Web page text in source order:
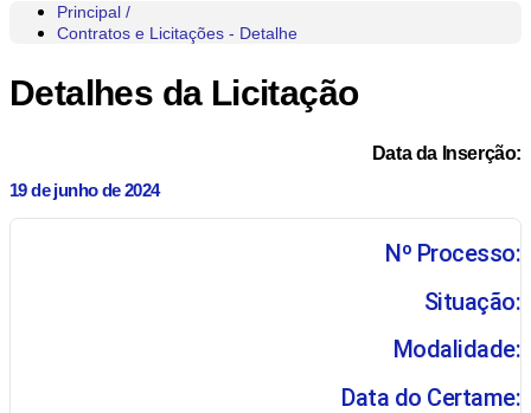
Principal /
Contratos e Licitações - Detalhe
Detalhes da Licitação
Data da Inserção:
19 de junho de 2024
Nº Processo:
Situação:
Modalidade:
Data do Certame: